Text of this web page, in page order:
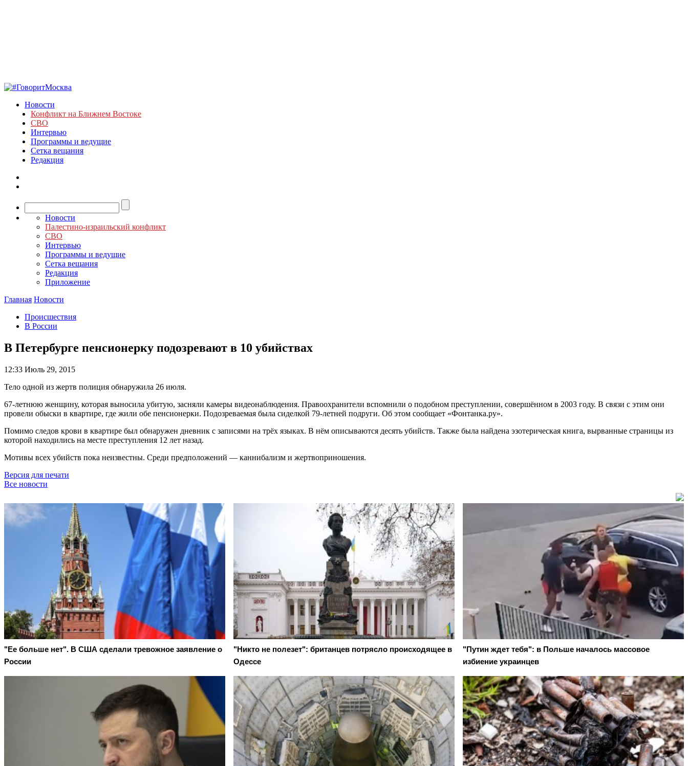
Новости
Конфликт на Ближнем Востоке
СВО
Интервью
Программы и ведущие
Сетка вещания
Редакция
Новости
Палестино-израильский конфликт
СВО
Интервью
Программы и ведущие
Сетка вещания
Редакция
Приложение
Главная Новости
Происшествия
В России
В Петербурге пенсионерку подозревают в 10 убийствах
12:33 Июль 29, 2015
Тело одной из жертв полиция обнаружила 26 июля.
67-летнюю женщину, которая выносила убитую, засняли камеры видеонаблюдения. Правоохранители вспомнили о подобном преступлении, совершённом в 2003 году. В связи с этим они
провели обыски в квартире, где жили обе пенсионерки. Подозреваемая была сиделкой 79-летней подруги. Об этом сообщает «Фонтанка.ру».
Помимо следов крови в квартире был обнаружен дневник с записями на трёх языках. В нём описываются десять убийств. Также была найдена эзотерическая книга, вырванные страницы из
которой находились на месте преступления 12 лет назад.
Мотивы всех убийств пока неизвестны. Среди предположений — каннибализм и жертвоприношения.
Версия для печати
Все новости
"Ее больше нет". В США сделали тревожное заявление о
России
"Никто не полезет": британцев потрясло происходящее в
Одессе
"Путин ждет тебя": в Польше началось массовое
избиение украинцев